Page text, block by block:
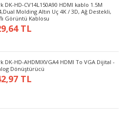
DK-HD-CV14L150A90 HDMI kablo 1.5M
Molding Altın Uç 4K / 3D, Ağ Destekli,
Görüntü Kablosu
TL
DK-HD-AHDMIXVGA4 HDMI To VGA Dijital -
Dönüştürücü
TL